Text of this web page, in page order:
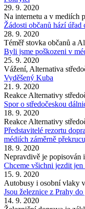
29. 9. 2020
Na internetu a v mediích
Žádosti občanů hází úřad
28. 9. 2020
Téměř stovka občanů a
Byli jsme poškozeni v
25. 9. 2020
Vážení, Alternativa
Vyděšený Kuba
21. 9. 2020
Reakce Alternativy
Spor o středočeskou
18. 9. 2020
Reakce Alternativy
Představitelé rezortu
médiích záměrně
18. 9. 2020
Nepravdivě je
Chceme všichni jezdit jen
15. 9. 2020
Autobusy i osobní vlaky
Jsou železnice z Prahy
14. 9. 2020